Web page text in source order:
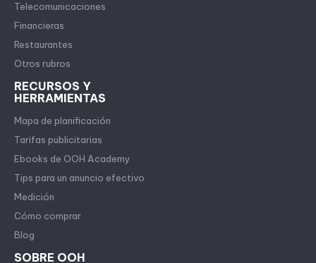
Telecomunicaciones
Financieras
Restaurantes
Otros rubros
RECURSOS Y
HERRAMIENTAS
Mapa de planificación
Tarifas publicitarias
Ebooks de OOH Academy
Tips para un anuncio efectivo
Medición
Cómo comprar
Blog
SOBRE OOH